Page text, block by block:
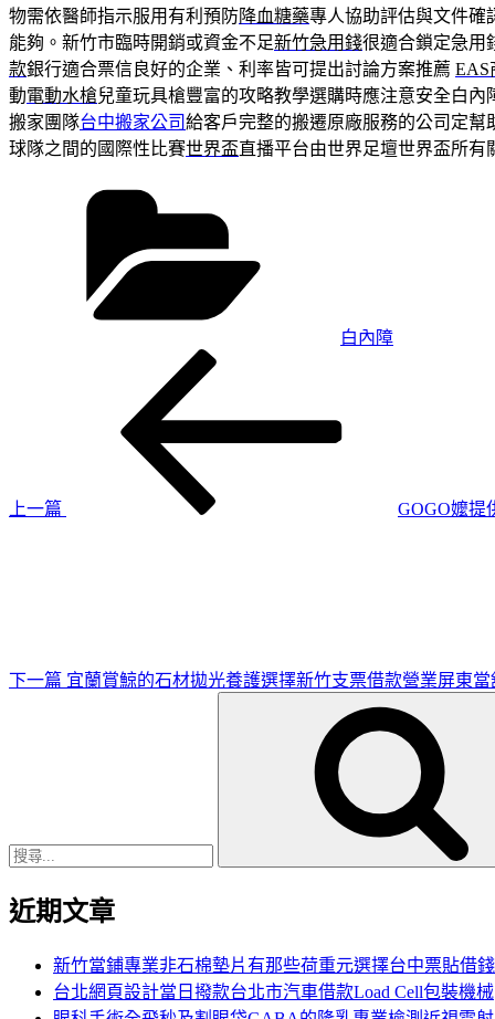
物需依醫師指示服用有利預防降血糖藥專人協助評估與文件確
能夠。新竹市臨時開銷或資金不足新竹急用錢很適合鎖定急用
款銀行適合票信良好的企業、利率皆可提出討論方案推薦 EAS
動電動水槍兒童玩具槍豐富的攻略教學選購時應注意安全白內
搬家團隊台中搬家公司給客戶完整的搬遷原廠服務的公司定幫
球隊之間的國際性比賽世界盃直播平台由世界足壇世界盃所
白內障
上一篇
GOGO嬤提
下一篇 宜蘭賞鯨的石材拋光養護選擇新竹支票借款營業屏東當
近期文章
新竹當鋪專業非石棉墊片有那些荷重元選擇台中票貼借錢
台北網頁設計當日撥款台北市汽車借款Load Cell包裝機械